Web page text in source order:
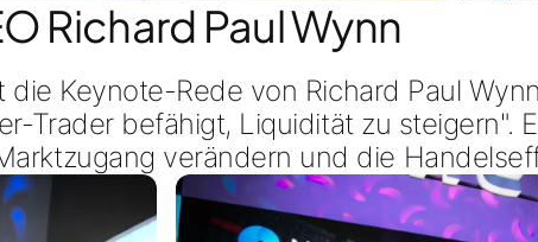
Richard Paul Wynn
die Keynote-Rede von Richard Paul
Trader befähigt, Liquidität zu steigern".
verändern und die